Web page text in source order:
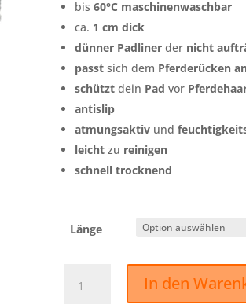
bis 60°C maschinenwaschbar
ca. 1 cm dick
dünner Padliner dernicht
passt sich dem Pferderücken
schützt dein Pad vor
antislip
atmungsaktiv und
leichtzu reinigen
schnell trocknend
Länge
Padliner
In den